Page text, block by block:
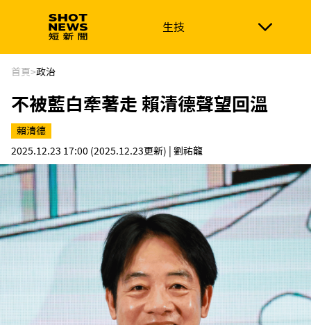
生技
生技 政治
新南向 體育
首頁>政治
不被藍白牽著走 賴清德聲望回溫
賴清德
2025.12.23 17:00 (2025.12.23更新) | 劉祐龍